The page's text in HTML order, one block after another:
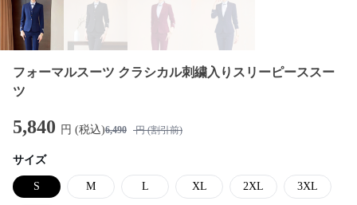
フォーマルスーツ クラシカル刺繍入りスリーピーススー
ツ
5,840 円 (税込)6,490 円 (割引前)
サイズ
S M L XL 2XL 3XL